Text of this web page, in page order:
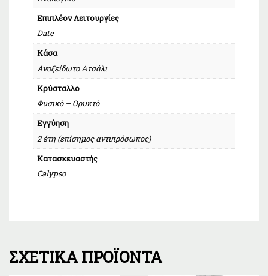
Επιπλέον Λειτουργίες
Date
Κάσα
Ανοξείδωτο Ατσάλι
Κρύσταλλο
Φυσικό – Ορυκτό
Εγγύηση
2 έτη (επίσημος αντιπρόσωπος)
Κατασκευαστής
Calypso
ΣΧΕΤΙΚΆ ΠΡΟΪΌΝΤΑ